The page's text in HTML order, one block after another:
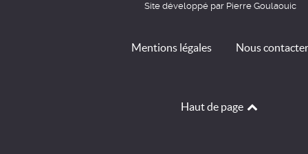
Site développé par Pierre Goulaouic
Mentions légales Nous contacter
Haut de page